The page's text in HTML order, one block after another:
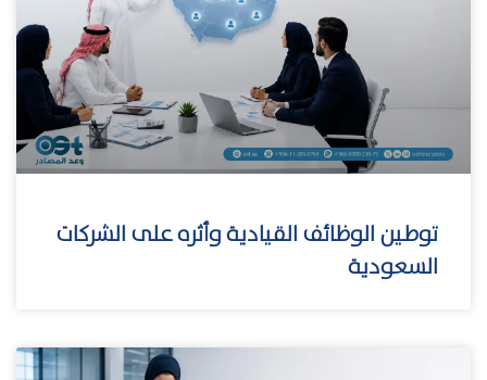
توطين الوظائف القيادية وأثره على الشركات
السعودية